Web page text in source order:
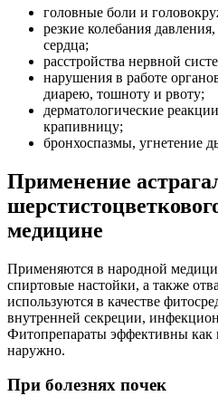
головные боли и
резкие колебания
сердца;
расстройства нервной
нарушения в работе
диарею, тошноту и рвоту;
дерматологические
крапивницу;
бронхоспазмы, угнетение
Применение
медицине
Применяются в народной
спиртовые настойки, а также
используются в качестве
внутренней секреции,
Фитопрепараты эффективны как
наружно.
При болезнях почек